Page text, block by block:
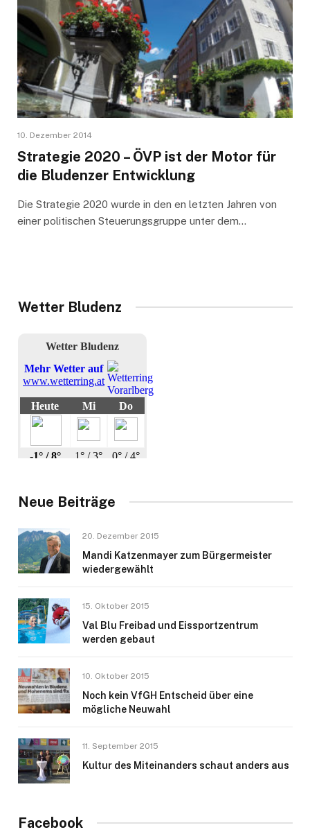
10. Dezember 2014
Strategie 2020 – ÖVP ist der Motor für
die Bludenzer Entwicklung
Die Strategie 2020 wurde in den en letzten Jahren von
einer politischen Steuerungsgruppe unter dem…
Wetter Bludenz
Neue Beiträge
20. Dezember 2015
Mandi Katzenmayer zum Bürgermeister
wiedergewählt
15. Oktober 2015
Val Blu Freibad und Eissportzentrum
werden gebaut
10. Oktober 2015
Noch kein VfGH Entscheid über eine
mögliche Neuwahl
11. September 2015
Kultur des Miteinanders schaut anders aus
Facebook